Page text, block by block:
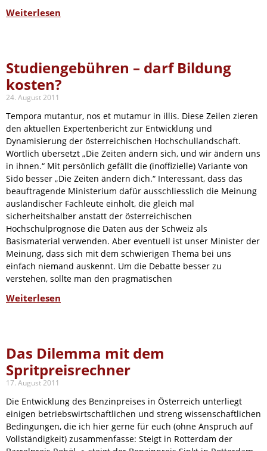
Weiterlesen
Studiengebühren – darf Bildung
kosten?
24. August 2011
Tempora mutantur, nos et mutamur in illis. Diese Zeilen zieren
den aktuellen Expertenbericht zur Entwicklung und
Dynamisierung der österreichischen Hochschullandschaft.
Wörtlich übersetzt „Die Zeiten ändern sich, und wir ändern uns
in ihnen.“ Mit persönlich gefällt die (inoffizielle) Variante von
Sido besser „Die Zeiten ändern dich.“ Interessant, dass das
beauftragende Ministerium dafür ausschliesslich die Meinung
ausländischer Fachleute einholt, die gleich mal
sicherheitshalber anstatt der österreichischen
Hochschulprognose die Daten aus der Schweiz als
Basismaterial verwenden. Aber eventuell ist unser Minister der
Meinung, dass sich mit dem schwierigen Thema bei uns
einfach niemand auskennt. Um die Debatte besser zu
verstehen, sollte man den pragmatischen
Weiterlesen
Das Dilemma mit dem
Spritpreisrechner
17. August 2011
Die Entwicklung des Benzinpreises in Österreich unterliegt
einigen betriebswirtschaftlichen und streng wissenschaftlichen
Bedingungen, die ich hier gerne für euch (ohne Anspruch auf
Vollständigkeit) zusammenfasse: Steigt in Rotterdam der